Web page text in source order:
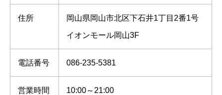
住所 岡山県岡山市北区下石井1丁目2番1号
イオンモール岡山3F
電話番号 086-235-5381
営業時間 10:00～21:00